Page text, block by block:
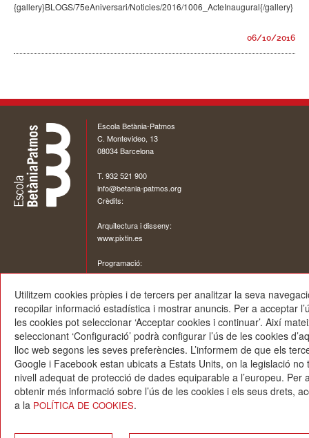
{gallery}BLOGS/75eAniversari/Noticies/2016/1006_ActeInaugural{/gallery}
06/10/2016
Escola Betània-Patmos
C. Montevideo, 13
08034 Barcelona
T. 932 521 900
info@betania-patmos.org
Crèdits:
Arquitectura i disseny:
www.pixtin.es
Programació:
www.gna.es
Utilitzem cookies pròpies i de tercers per analitzar la seva
recopilar informació estadística i mostrar anuncis. Per a acceptar
les cookies pot seleccionar ‘Acceptar cookies i continuar’. Així
seleccionant ‘Configuració’ podrà configurar l’ús de les cookies
lloc web segons les seves preferències. L’informem de que els
Google i Facebook estan ubicats a Estats Units, on la legislació no
nivell adequat de protecció de dades equiparable a l’europeu. Per
obtenir més informació sobre l’ús de les cookies i els seus drets,
a la POLÍTICA DE COOKIES.